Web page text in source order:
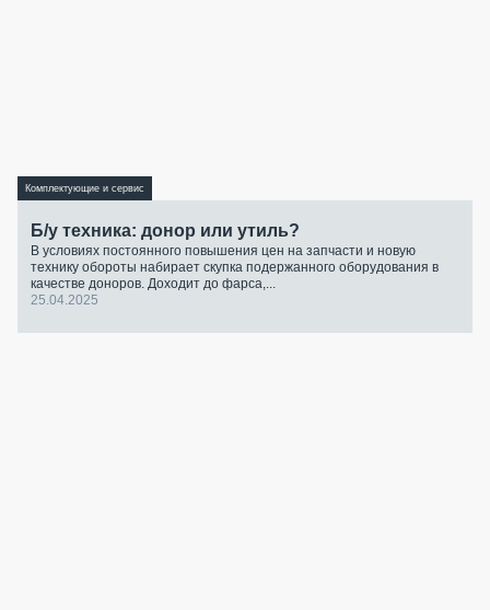
Комплектующие и сервис
Б/у техника: донор или утиль?
В условиях постоянного повышения цен на запчасти и новую
технику обороты набирает скупка подержанного оборудования в
качестве доноров. Доходит до фарса,...
25.04.2025